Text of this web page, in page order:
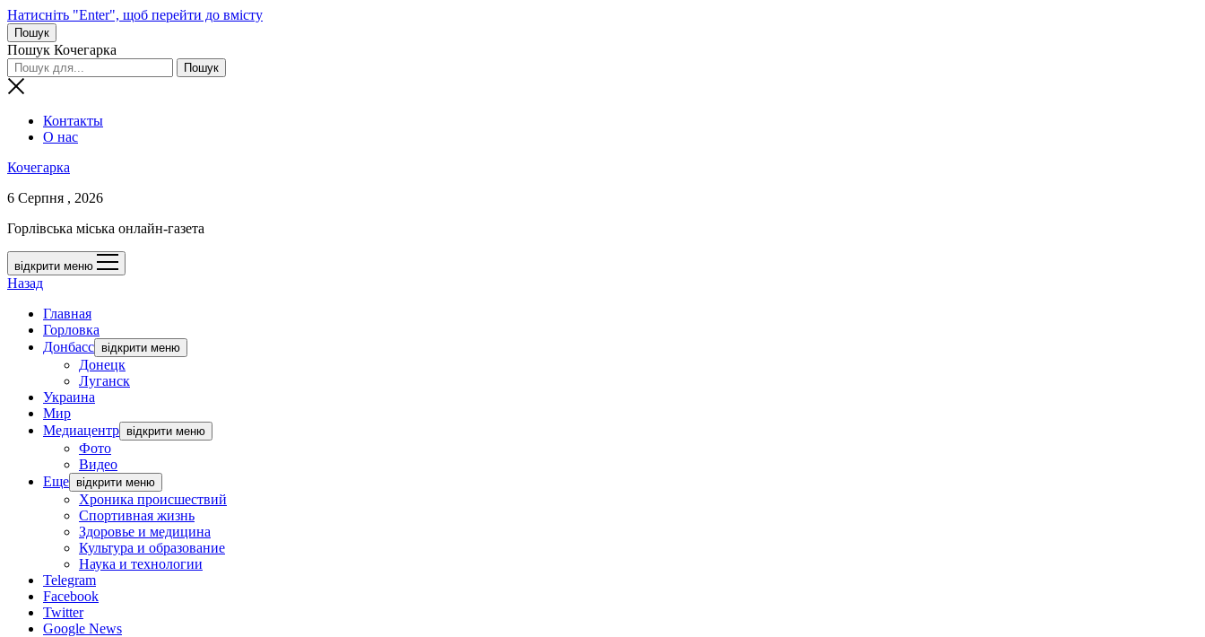
Натисніть "Enter", щоб перейти до вмісту
Пошук
Пошук Кочегарка
Контакты
О нас
Кочегарка
6 Серпня , 2026
Горлівська міська онлайн-газета
відкрити меню
Назад
Главная
Горловка
Донбасс відкрити меню
Донецк
Луганск
Украина
Мир
Медиацентр відкрити меню
Фото
Видео
Еще відкрити меню
Хроника происшествий
Спортивная жизнь
Здоровье и медицина
Культура и образование
Наука и технологии
Telegram
Facebook
Twitter
Google News